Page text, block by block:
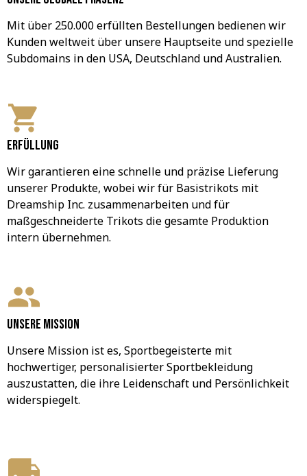
Mit über 250.000 erfüllten Bestellungen bedienen wir
Kunden weltweit über unsere Hauptseite und spezielle
Subdomains in den USA, Deutschland und Australien.
Erfüllung
Wir garantieren eine schnelle und präzise Lieferung
unserer Produkte, wobei wir für Basistrikots mit
Dreamship Inc. zusammenarbeiten und für
maßgeschneiderte Trikots die gesamte Produktion
intern übernehmen.
Unsere Mission
Unsere Mission ist es, Sportbegeisterte mit
hochwertiger, personalisierter Sportbekleidung
auszustatten, die ihre Leidenschaft und Persönlichkeit
widerspiegelt.